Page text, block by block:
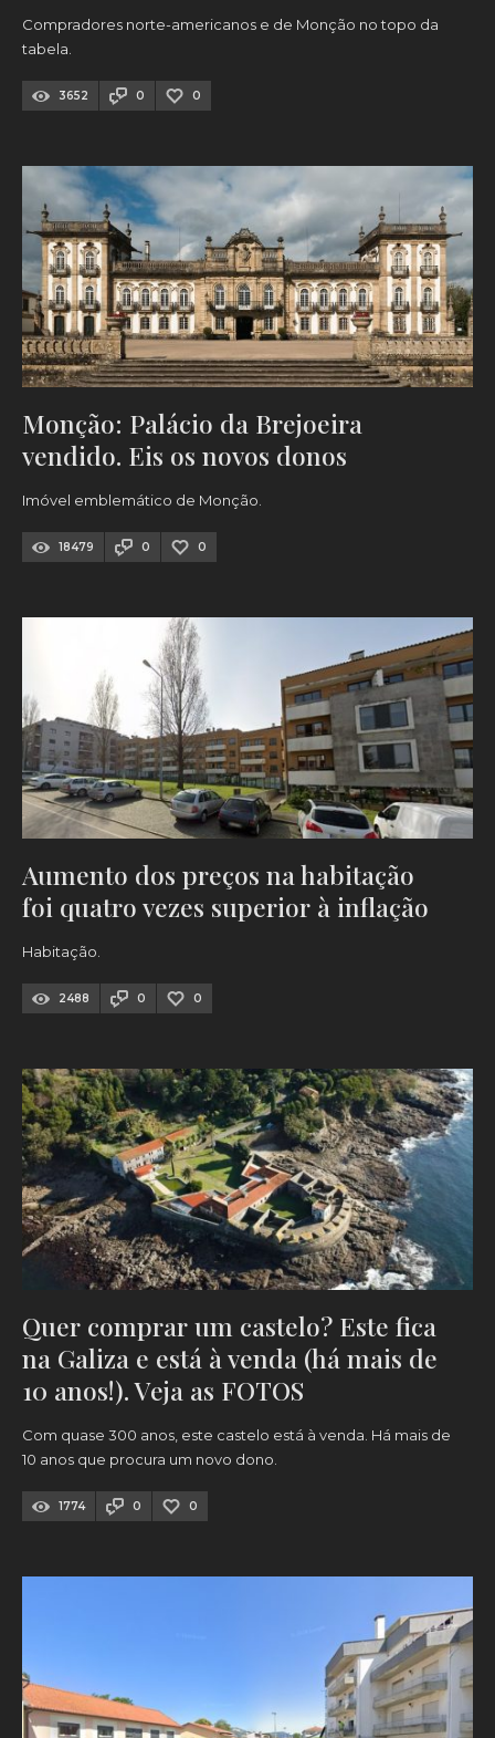
Compradores norte-americanos e de Monção no topo da
tabela.
3652 0 0
Monção: Palácio da Brejoeira
vendido. Eis os novos donos
Imóvel emblemático de Monção.
18479 0 0
Aumento dos preços na habitação
foi quatro vezes superior à inflação
Habitação.
2488 0 0
Quer comprar um castelo? Este fica
na Galiza e está à venda (há mais de
10 anos!). Veja as FOTOS
Com quase 300 anos, este castelo está à venda. Há mais de
10 anos que procura um novo dono.
1774 0 0